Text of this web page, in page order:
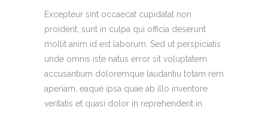
Excepteur sint occaecat cupidatat non
proident, sunt in culpa qui officia deserunt
mollit anim id est laborum. Sed ut perspiciatis
unde omnis iste natus error sit voluptatem
accusantium doloremque laudantiu totam rem
aperiam, eaque ipsa quae ab illo inventore
veritatis et quasi dolor in reprehenderit in